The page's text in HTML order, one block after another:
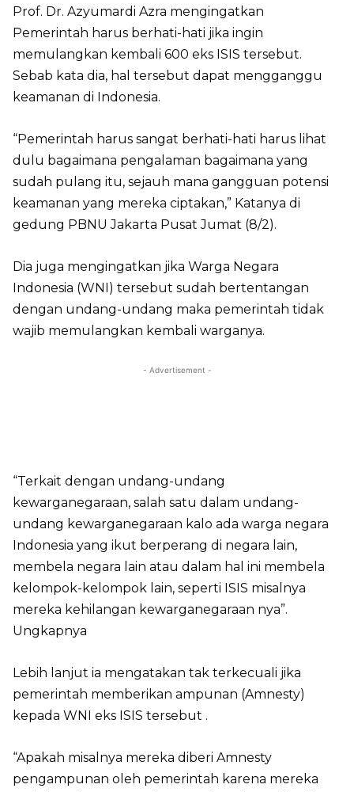
Prof. Dr. Azyumardi Azra mengingatkan
Pemerintah harus berhati-hati jika ingin
memulangkan kembali 600 eks ISIS tersebut.
Sebab kata dia, hal tersebut dapat mengganggu
keamanan di Indonesia.
“Pemerintah harus sangat berhati-hati harus lihat
dulu bagaimana pengalaman bagaimana yang
sudah pulang itu, sejauh mana gangguan potensi
keamanan yang mereka ciptakan,” Katanya di
gedung PBNU Jakarta Pusat Jumat (8/2).
Dia juga mengingatkan jika Warga Negara
Indonesia (WNI) tersebut sudah bertentangan
dengan undang-undang maka pemerintah tidak
wajib memulangkan kembali warganya.
- Advertisement -
“Terkait dengan undang-undang
kewarganegaraan, salah satu dalam undang-
undang kewarganegaraan kalo ada warga negara
Indonesia yang ikut berperang di negara lain,
membela negara lain atau dalam hal ini membela
kelompok-kelompok lain, seperti ISIS misalnya
mereka kehilangan kewarganegaraan nya”.
Ungkapnya
Lebih lanjut ia mengatakan tak terkecuali jika
pemerintah memberikan ampunan (Amnesty)
kepada WNI eks ISIS tersebut .
“Apakah misalnya mereka diberi Amnesty
pengampunan oleh pemerintah karena mereka